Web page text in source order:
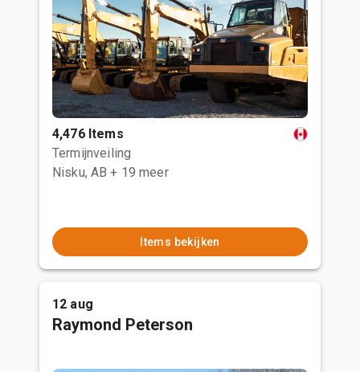
4,476 Items
Termijnveiling
Nisku, AB + 19 meer
Items bekijken
12 aug
Raymond Peterson